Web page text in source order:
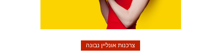
צרכנות אונליין נבונה